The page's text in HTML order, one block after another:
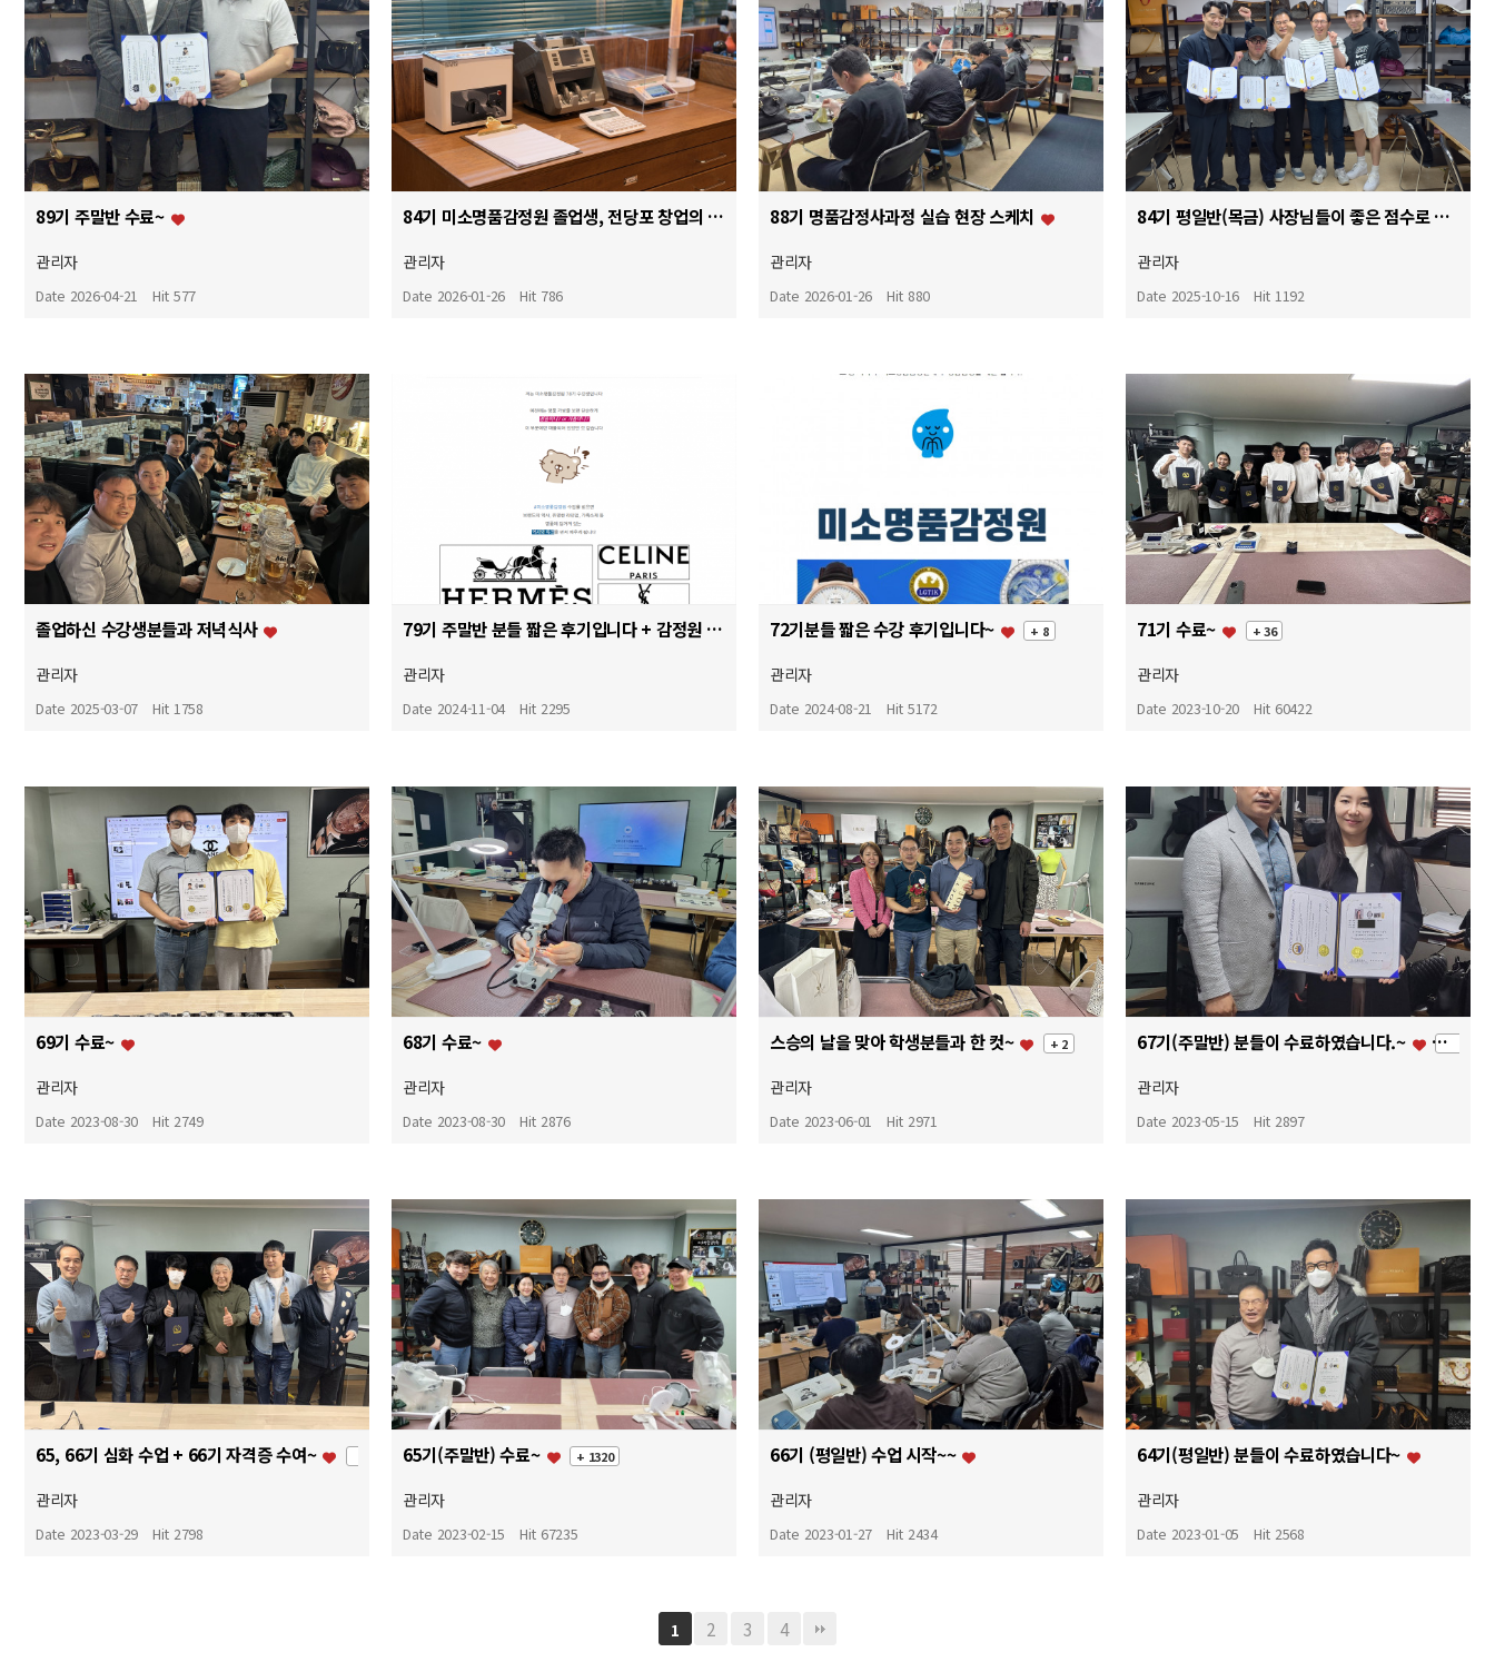
89기 주말반 수료~
관리자
Date 2026-04-21 Hit 577
84기 미소명품감정원 졸업생, 전당포 창업의 꿈을 현실로!
관리자
Date 2026-01-26 Hit 786
88기 명품감정사과정 실습 현장 스케치
관리자
Date 2026-01-26 Hit 880
84기 평일반(목금) 사장님들이 좋은 점수로 시험합격, 수료 하였습니다~
관리자
Date 2025-10-16 Hit 1192
졸업하신 수강생분들과 저녁식사
관리자
Date 2025-03-07 Hit 1758
79기 주말반 분들 짧은 후기입니다 + 감정원 이전
관리자
Date 2024-11-04 Hit 2295
72기분들 짧은 수강 후기입니다~ + 8
관리자
Date 2024-08-21 Hit 5172
71기 수료~ + 36
관리자
Date 2023-10-20 Hit 60422
69기 수료~
관리자
Date 2023-08-30 Hit 2749
68기 수료~
관리자
Date 2023-08-30 Hit 2876
스승의 날을 맞아 학생분들과 한 컷~ + 2
관리자
Date 2023-06-01 Hit 2971
67기(주말반) 분들이 수료하였습니다.~ + 2
관리자
Date 2023-05-15 Hit 2897
65, 66기 심화 수업 + 66기 자격증 수여~
관리자
Date 2023-03-29 Hit 2798
65기(주말반) 수료~ + 1320
관리자
Date 2023-02-15 Hit 67235
66기 (평일반) 수업 시작~~
관리자
Date 2023-01-27 Hit 2434
64기(평일반) 분들이 수료하였습니다~
관리자
Date 2023-01-05 Hit 2568
1 2 3 4